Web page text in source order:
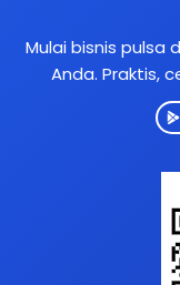
Mulai bisnis pulsa
Anda. Praktis,